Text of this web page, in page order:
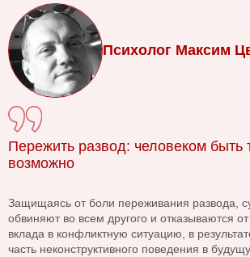
Психолог Максим
Пережить развод: человеком быть
возможно
Защищаясь от боли переживания развода,
обвиняют во всем другого и отказываются
вклада в конфликтную ситуацию, в
часть неконструктивного поведения в